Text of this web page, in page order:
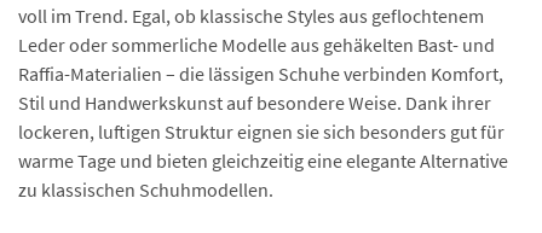
voll im Trend. Egal, ob klassische Styles aus geflochtenem
Leder oder sommerliche Modelle aus gehäkelten Bast- und
Raffia-Materialien – die lässigen Schuhe verbinden Komfort,
Stil und Handwerkskunst auf besondere Weise. Dank ihrer
lockeren, luftigen Struktur eignen sie sich besonders gut für
warme Tage und bieten gleichzeitig eine elegante Alternative
zu klassischen Schuhmodellen.